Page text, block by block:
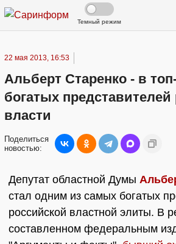
Темный режим
22 мая 2013, 16:53
Альберт Старенко - в
богатых представителей
власти
Поделиться
новостью:
Депутат областной Думы
стал одним из самых богатых
российской властной элиты. В
составленном федеральным